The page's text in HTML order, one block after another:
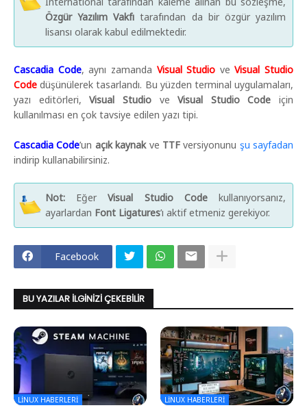
Özgür Yazılım Vakfı tarafından da bir özgür yazılım
lisansı olarak kabul edilmektedir.
Cascadia Code, aynı zamanda Visual Studio veVisual Studio
Code düşünülerek tasarlandı. Bu yüzden terminal uygulamaları,
yazı editörleri,Visual StudioveVisual Studio Code için
kullanılması en çok tavsiye edilen yazı tipi.
Cascadia Code’un açık kaynakve TTFversiyonunu şu sayfadan
indirip kullanabilirsiniz.
Not: EğerVisual Studio Codekullanıyorsanız,
ayarlardan Font Ligatures’ı aktif etmeniz gerekiyor.
Facebook
BU YAZILAR İLGINIZI ÇEKEBILIR
LINUX HABERLERI LINUX HABERLERI